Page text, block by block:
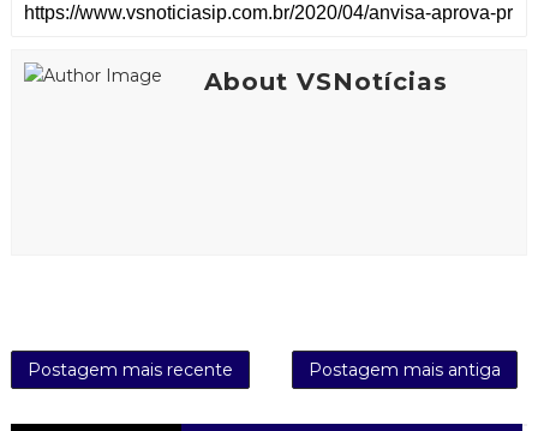
About VSNotícias
Postagem mais recente Postagem mais antiga